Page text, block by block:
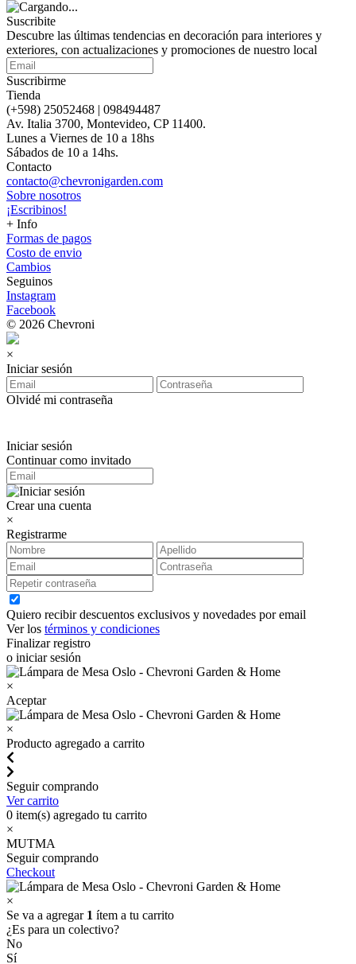
Suscribite
Descubre las últimas tendencias en decoración para interiores y
exteriores, con actualizaciones y promociones de nuestro local
Suscribirme
Tienda
(+598) 25052468 | 098494487
Av. Italia 3700, Montevideo, CP 11400.
Lunes a Viernes de 10 a 18hs
Sábados de 10 a 14hs.
Contacto
contacto@chevronigarden.com
Sobre nosotros
¡Escribinos!
+ Info
Formas de pagos
Costo de envio
Cambios
Seguinos
Instagram
Facebook
© 2026 Chevroni
×
Iniciar sesión
Olvidé mi contraseña
Iniciar sesión
Continuar como invitado
Crear una cuenta
×
Registrarme
Quiero recibir descuentos exclusivos y novedades por email
Ver los términos y condiciones
Finalizar registro
o iniciar sesión
×
Aceptar
×
Producto agregado a carrito
Seguir comprando
Ver carrito
0 item(s) agregado tu carrito
×
MUTMA
Seguir comprando
Checkout
×
Se va a agregar 1 ítem a tu carrito
¿Es para un colectivo?
No
Sí